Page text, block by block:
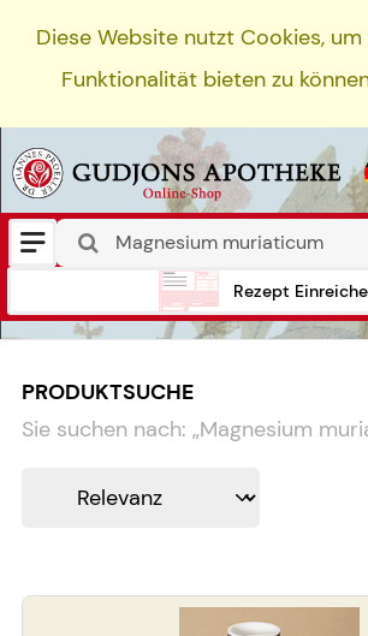
Diese Website nutzt Cookies,
Funktionalität bieten zu
Rezept
PRODUKTSUCHE
Sie suchen nach: „Magnesium